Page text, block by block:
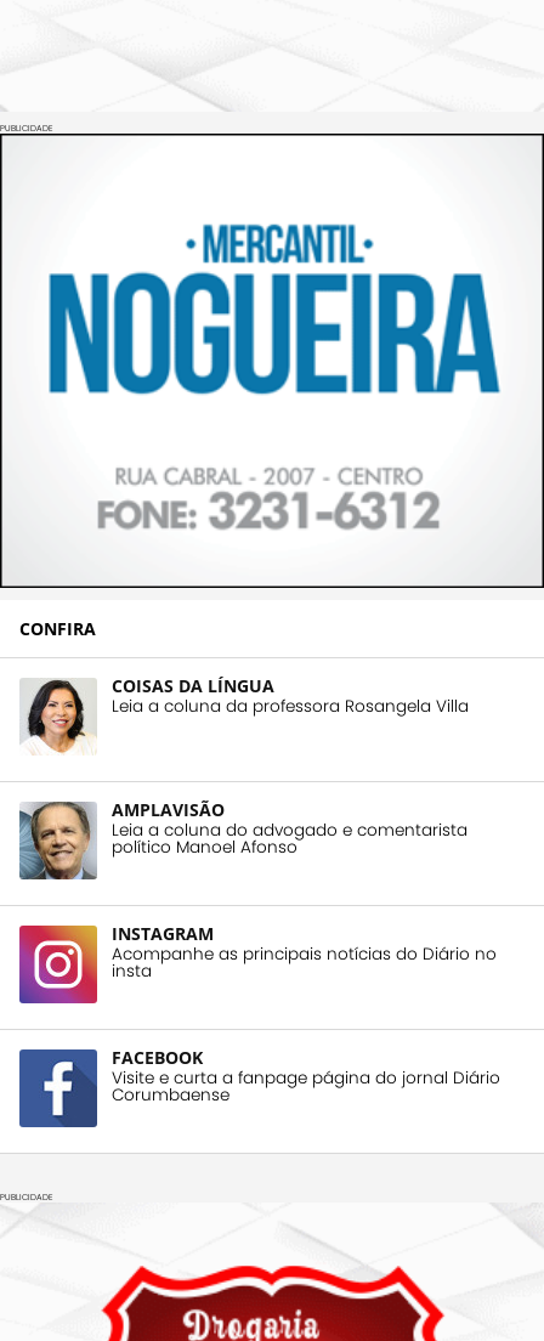
PUBLICIDADE
CONFIRA
COISAS DA LÍNGUA
Leia a coluna da professora Rosangela Villa
AMPLAVISÃO
Leia a coluna do advogado e comentarista
político Manoel Afonso
INSTAGRAM
Acompanhe as principais notícias do Diário no
insta
FACEBOOK
Visite e curta a fanpage página do jornal Diário
Corumbaense
PUBLICIDADE